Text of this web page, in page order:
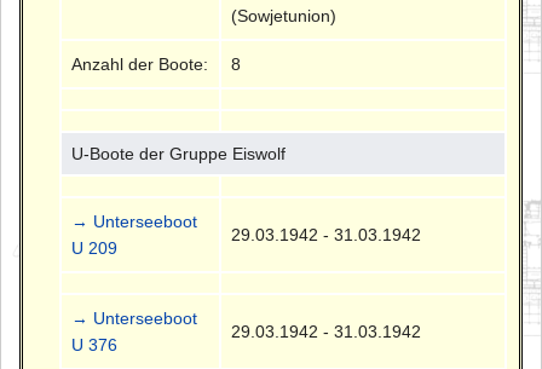
(Sowjetunion)
Anzahl der Boote: 8
U-Boote der Gruppe Eiswolf
→ Unterseeboot
U 209
29.03.1942 - 31.03.1942
→ Unterseeboot
U 376
29.03.1942 - 31.03.1942